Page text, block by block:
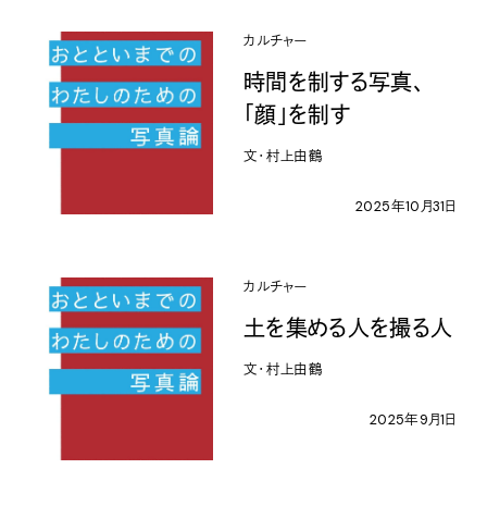
カルチャー
時間を制する写真、
「顔」を制す
文・村上由鶴
2025年10月31日
カルチャー
土を集める人を撮る人
文・村上由鶴
2025年9月1日